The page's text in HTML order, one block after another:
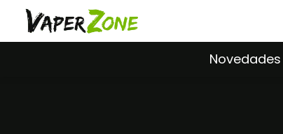
Saltar
contenido
Novedades